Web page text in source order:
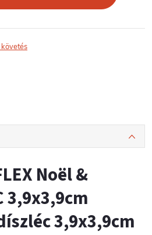
Noël &
3,9x3,9cm
3,9x3,9cm